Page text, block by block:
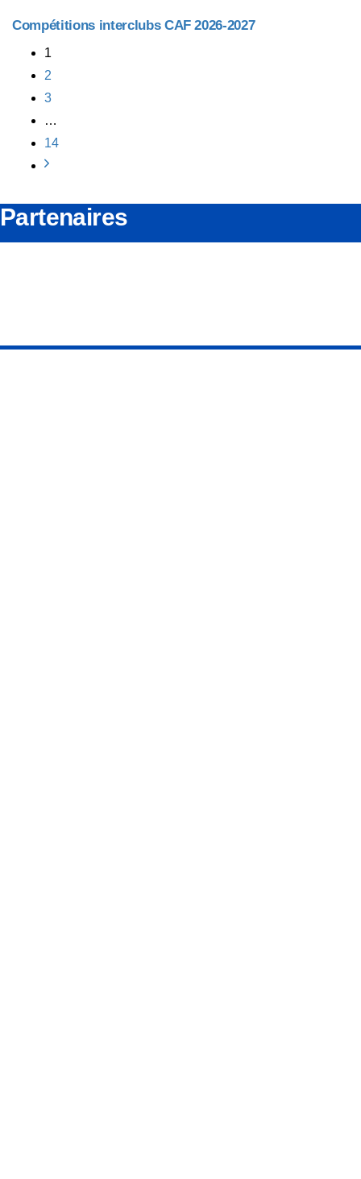
Compétitions interclubs CAF 2026-2027
1
2
3
…
14
Partenaires